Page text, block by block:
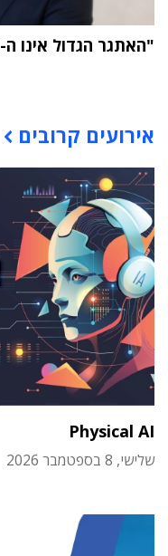
"האתגר הגדול אינו ה-AI אלא הטמעתה בארגון"
אירועים קרובים
Physical AI
שלישי, 8 בספטמבר 2026